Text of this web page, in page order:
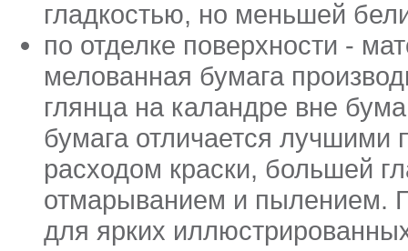
гладкостью, но меньшей
по отделке поверхности -
мелованная бумага
глянца на каландре вне
бумага отличается
расходом краски, большей
отмарыванием и пылением.
для ярких